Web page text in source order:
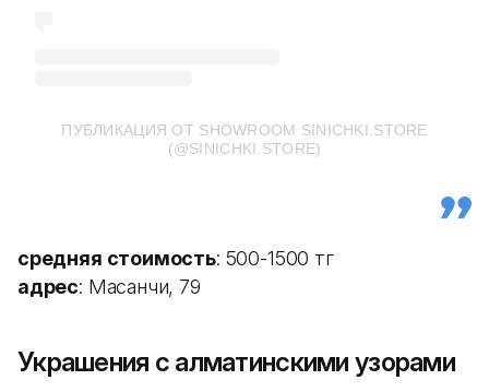
ПУБЛИКАЦИЯ ОТ SHOWROOM SINICHKI.STORE
(@SINICHKI.STORE)
средняя стоимость: 500-1500 тг
адрес: Масанчи, 79
Украшения с алматинскими узорами